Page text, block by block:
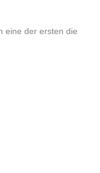
eine der ersten die